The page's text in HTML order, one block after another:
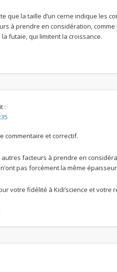
que la taille d’un cerne indique les
à prendre en considération,
futaie, qui limitent la croissance.
:
commentaire et correctif.
autres facteurs à prendre en
pas forcément la même
votre fidélité à Kidi’science et votre